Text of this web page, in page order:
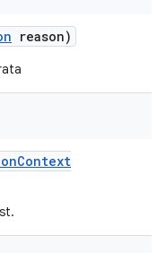
reason)
Context